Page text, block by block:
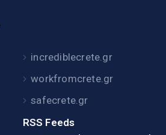
incrediblecrete.gr
workfromcrete.gr
safecrete.gr
RSS Feeds